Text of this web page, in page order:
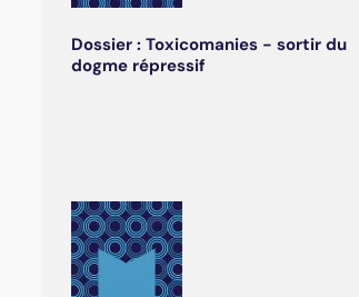
Dossier : Toxicomanies - sortir du
dogme répressif